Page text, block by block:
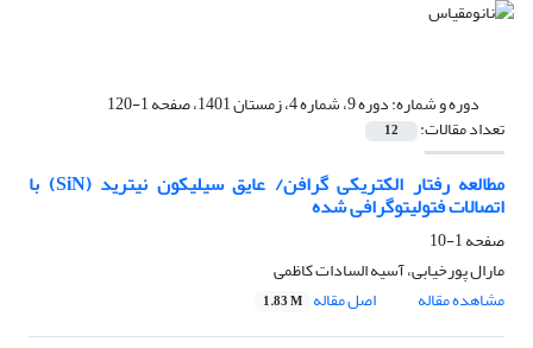
دوره و شماره:دوره 9، شماره 4، زمستان 1401، صفحه 1-120
تعداد مقالات: 12
مطالعه رفتار الکتریکی گرافن/ عایق سیلیکون نیترید (SiN) با
اتصالات فتولیتوگرافی شده
صفحه1-10
مارال پورخیابی، آسیه السادات کاظمی
مشاهده مقاله
اصل مقاله 1.83 M